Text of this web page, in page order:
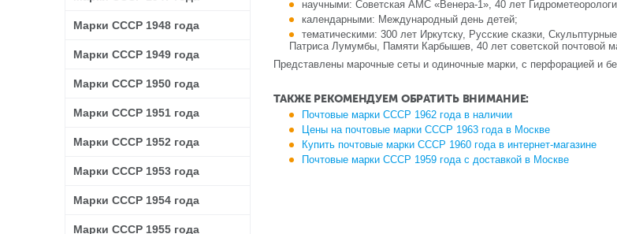
научными: Советская АМС «Венера-1», 40 лет
календарными: Международный день детей;
тематическими: 300 лет Иркутску, Русские сказки,
Патриса Лумумбы, Памяти Карбышев, 40 лет советской почтовой
Представлены марочные сеты и одиночные марки, с перфорацией и
ТАКЖЕ РЕКОМЕНДУЕМ ОБРАТИТЬ ВНИМАНИЕ:
Почтовые марки СССР 1962 года в наличии
Цены на почтовые марки СССР 1963 года в Москве
Купить почтовые марки СССР 1960 года в интернет-магазине
Почтовые марки СССР 1959 года с доставкой в Москве
Марки СССР 1948 года
Марки СССР 1949 года
Марки СССР 1950 года
Марки СССР 1951 года
Марки СССР 1952 года
Марки СССР 1953 года
Марки СССР 1954 года
Марки СССР 1955 года